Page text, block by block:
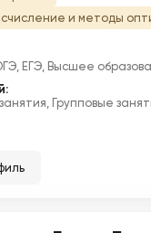
и методы
ЕГЭ, Высшее
Групповые